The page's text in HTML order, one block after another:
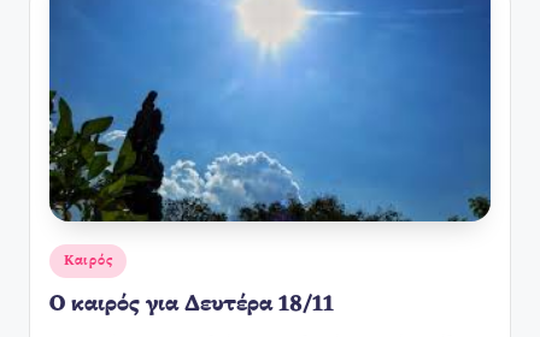
Αναρτήθηκε
σε
Καιρός
Ο καιρός για Δευτέρα 18/11